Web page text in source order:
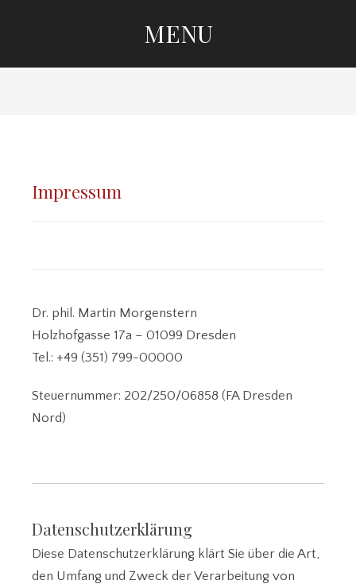
MENU
Impressum
Dr. phil. Martin Morgenstern
Holzhofgasse 17a – 01099 Dresden
Tel.: +49 (351) 799-00000
Steuernummer: 202/250/06858 (FA Dresden
Nord)
Datenschutzerklärung
Diese Datenschutzerklärung klärt Sie über die Art,
den Umfang und Zweck der Verarbeitung von